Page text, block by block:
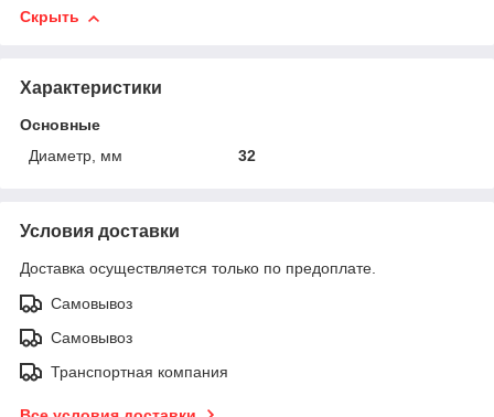
Скрыть
Характеристики
Основные
Диаметр, мм
32
Условия доставки
Доставка осуществляется только по предоплате.
Самовывоз
Самовывоз
Транспортная компания